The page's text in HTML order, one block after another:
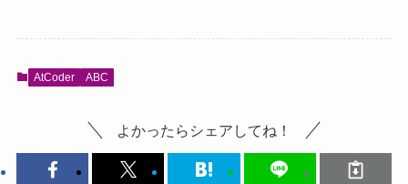
AtCoder ABC
よかったらシェアしてね！